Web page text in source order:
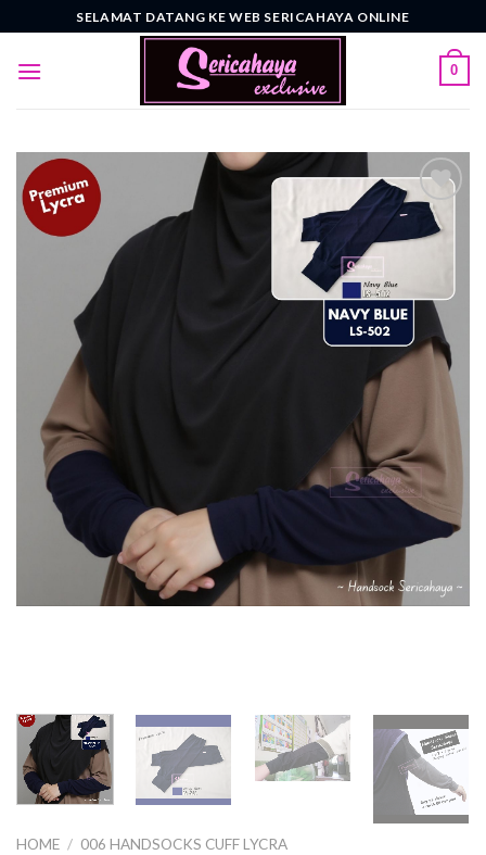
to
content
SELAMAT DATANG KE WEB SERICAHAYA ONLINE
0
Add to
wishlist
HOME / 006 HANDSOCKS CUFF LYCRA